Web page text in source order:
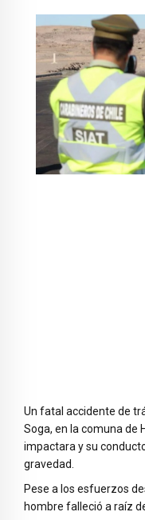
Un fatal accidente de
Soga, en la comuna de
impactara y su
gravedad.
Pese a los esfuerzos
hombre falleció a raíz